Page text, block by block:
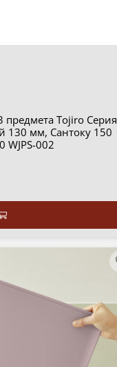
Tojiro Серия
130 мм, Сантоку 150
002